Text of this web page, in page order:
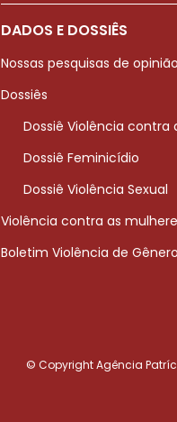
DADOS E DOSSIÊS
Nossas pesquisas de opinião
Dossiês
Dossiê Violência contra
Dossiê Feminicídio
Dossiê Violência Sexual
Violência contra as
Boletim Violência de
© Copyright Agência